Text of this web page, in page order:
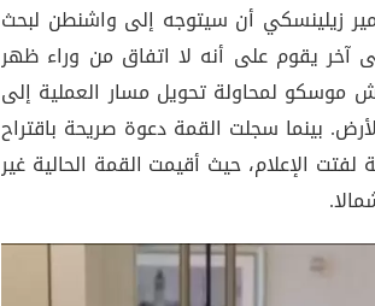
زيلينسكي أن سيتوجه إلى واشنطن لبحث
آخر يقوم على أنه لا اتفاق من وراء ظهر
لمحاولة تحويل مسار العملية إلى
بينما سجلت القمة دعوة صريحة باقتراح
الإعلام، حيث أقيمت القمة الحالية غير